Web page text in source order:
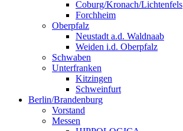
Coburg/Kronach/Lichtenfels
Forchheim
Oberpfalz
Neustadt a.d. Waldnaab
Weiden i.d. Oberpfalz
Schwaben
Unterfranken
Kitzingen
Schweinfurt
Berlin/Brandenburg
Vorstand
Messen